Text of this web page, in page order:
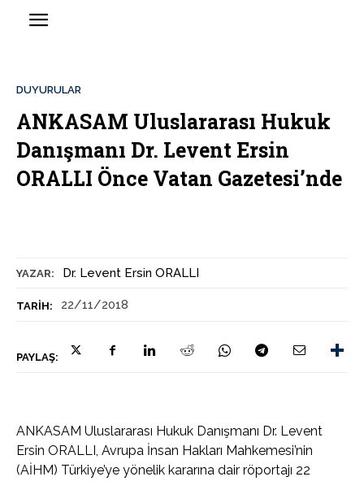
YAZAR: Dr. Levent Ersin ORALLI
TARIH: 22/11/2018
PAYLAŞ:
DUYURULAR
ANKASAM Uluslararası Hukuk
Danışmanı Dr. Levent Ersin
ORALLI Önce Vatan Gazetesi’nde
ANKASAM Uluslararası Hukuk Danışmanı Dr. Levent
Ersin ORALLI, Avrupa İnsan Hakları Mahkemesi’nin
(AİHM) Türkiye’ye yönelik kararına dair röportajı 22